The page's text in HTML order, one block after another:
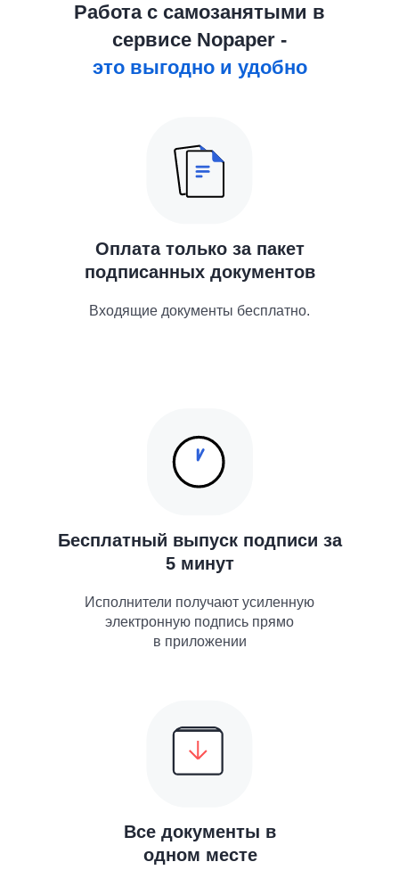
Работа с самозанятыми в
сервисе Nopaper -
это выгодно и удобно
Оплата только за пакет
подписанных документов
Бесплатный выпуск подписи за
5 минут
Входящие документы бесплатно.
Исполнители получают усиленную
электронную подпись прямо
в приложении
Все документы в
одном месте
исполнителями